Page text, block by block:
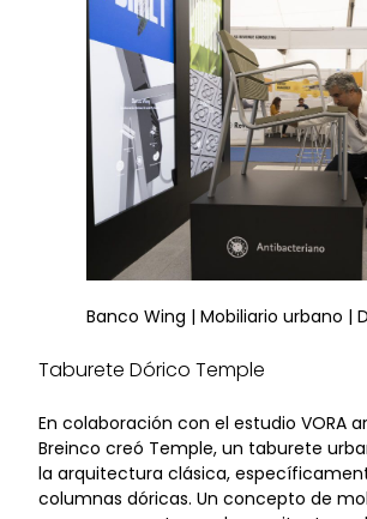
Banco Wing | Mobiliario urbano |
Taburete Dórico Temple
En colaboración con el estudio VORA
Breinco creó Temple, un taburete
la arquitectura clásica,
columnas dóricas. Un concepto de